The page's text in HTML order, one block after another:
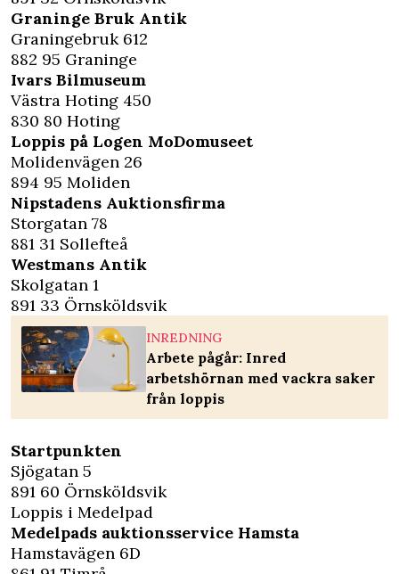
Graninge Bruk Antik
Graningebruk 612
882 95 Graninge
Ivars Bilmuseum
Västra Hoting 450
830 80 Hoting
Loppis på Logen MoDomuseet
Molidenvägen 26
894 95 Moliden
Nipstadens Auktionsfirma
Storgatan 78
881 31 Sollefteå
Westmans Antik
Skolgatan 1
891 33 Örnsköldsvik
INREDNING
Arbete pågår: Inred
arbetshörnan med vackra saker
från loppis
Startpunkten
Sjögatan 5
891 60 Örnsköldsvik
Loppis i Medelpad
Medelpads auktionsservice Hamsta
Hamstavägen 6D